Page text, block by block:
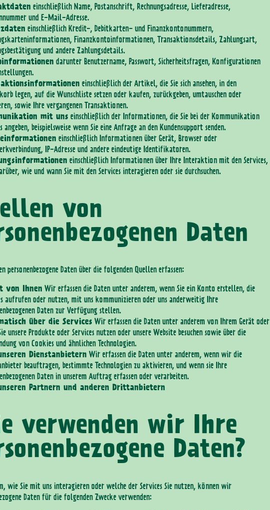
einschließlich Name, Postanschrift, Rechnungsadresse, Lieferadresse,
und E-Mail-Adresse.
einschließlich Kredit-, Debitkarten- und Finanzkontonummern,
Finanzkontoinformationen, Transaktionsdetails, Zahlungsart,
und andere Zahlungsdetails.
darunter Benutzername, Passwort, Sicherheitsfragen, Konfigurationen
einschließlich der Artikel, die Sie sich ansehen, in den
legen, auf die Wunschliste setzen oder kaufen, zurückgeben, umtauschen oder
sowie Ihre vergangenen Transaktionen.
mit uns einschließlich der Informationen, die Sie bei der Kommunikation
angeben, beispielsweise wenn Sie eine Anfrage an den Kundensupport senden.
einschließlich Informationen über Gerät, Browser oder
IP-Adresse und andere eindeutige Identifikatoren.
einschließlich Informationen über Ihre Interaktion mit den Services,
wie und wann Sie mit den Services interagieren oder sie durchsuchen.
von
Daten
personenbezogene Daten über die folgenden Quellen erfassen:
von Ihnen Wir erfassen die Daten unter anderem, wenn Sie ein Konto erstellen, die
aufrufen oder nutzen, mit uns kommunizieren oder uns anderweitig Ihre
Daten zur Verfügung stellen.
über die Services Wir erfassen die Daten unter anderem von Ihrem Gerät oder
unsere Produkte oder Services nutzen oder unsere Website besuchen sowie über die
von Cookies und ähnlichen Technologien.
Dienstanbietern Wir erfassen die Daten unter anderem, wenn wir die
beauftragen, bestimmte Technologien zu aktivieren, und wenn sie Ihre
Daten in unserem Auftrag erfassen oder verarbeiten.
Partnern und anderen Drittanbietern
verwenden wir Ihre
Daten?
wie Sie mit uns interagieren oder welche der Services Sie nutzen, können wir
Daten für die folgenden Zwecke verwenden: